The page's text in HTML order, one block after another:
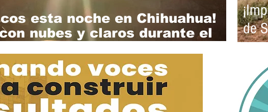
esta noche en Chihuahua!
nubes y claros durante el
de